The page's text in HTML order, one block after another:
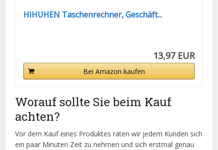
HIHUHEN Taschenrechner, Geschäft...
13,97 EUR
Bei Amazon kaufen
Worauf sollte Sie beim Kauf
achten?
Vor dem Kauf eines Produktes raten wir jedem Kunden sich
ein paar Minuten Zeit zu nehmen und sich erstmal genau